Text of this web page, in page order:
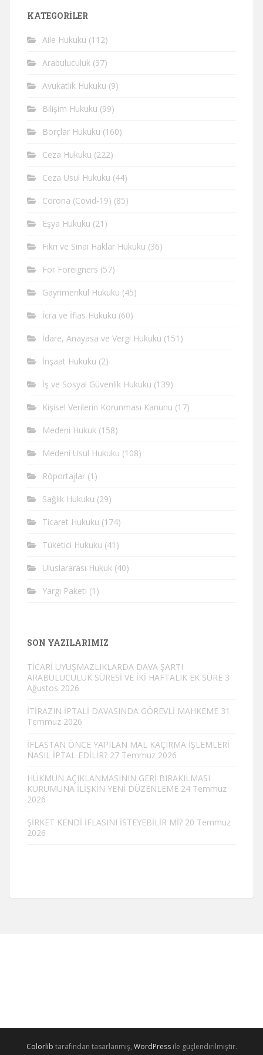
KATEGORİLER
Aile Hukuku (112)
Arabuluculuk (37)
Avukatlık Hukuku (9)
Bilişim Hukuku (99)
Borçlar Hukuku (160)
Ceza Hukuku (222)
Ceza Usul Hukuku (44)
Corona (Covid-19) (85)
Eşya Hukuku (21)
Fikri ve Sinai Haklar Hukuku (36)
For Foreigners (57)
Gayrimenkul Hukuku (45)
İcra ve İflas Hukuku (60)
İdare, Anayasa ve Vergi Hukuku (151)
İnşaat Hukuku (2)
İş ve Sosyal Güvenlik Hukuku (139)
Kişisel Verilerin Korunması Kanunu (17)
Medeni Hukuk (158)
Medeni Usul Hukuku (108)
Röportajlar (1)
Sağlık Hukuku (29)
Ticaret Hukuku (174)
Tüketici Hukuku (41)
Uluslararası Hukuk (40)
Yargı Paketi (1)
SON YAZILARIMIZ
TİCARİ UYUŞMAZLIKLARDA DAVA ŞARTI
ARABULUCULUK SÜRESİ VE İKİ HAFTALIK EK SÜRE 3
Ağustos 2026
İTİRAZIN İPTALİ DAVASINDA GÖREVLİ MAHKEME 31
Temmuz 2026
İFLASTAN ÖNCE YAPILAN MAL KAÇIRMA İŞLEMLERİ
NASIL İPTAL EDİLİR? 27 Temmuz 2026
HÜKMÜN AÇIKLANMASININ GERİ BIRAKILMASI
KURUMUNA İLİŞKİN YENİ DÜZENLEME 24 Temmuz
2026
ŞİRKET KENDİ İFLASINI İSTEYEBİLİR Mİ? 20 Temmuz
2026
Colorlib tarafından tasarlanmış, WordPressile güçlendirilmiştir.